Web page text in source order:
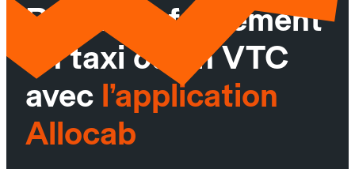
Réservez facilement
un taxi ou un VTC
avec l’application
Allocab